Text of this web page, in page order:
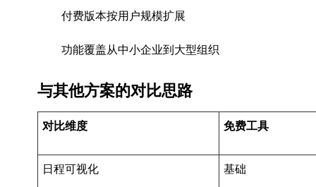
付费版本按用户规模扩展
功能覆盖从中小企业到大型组织
与其他方案的对比思路
对比维度 免费工具
日程可视化 基础